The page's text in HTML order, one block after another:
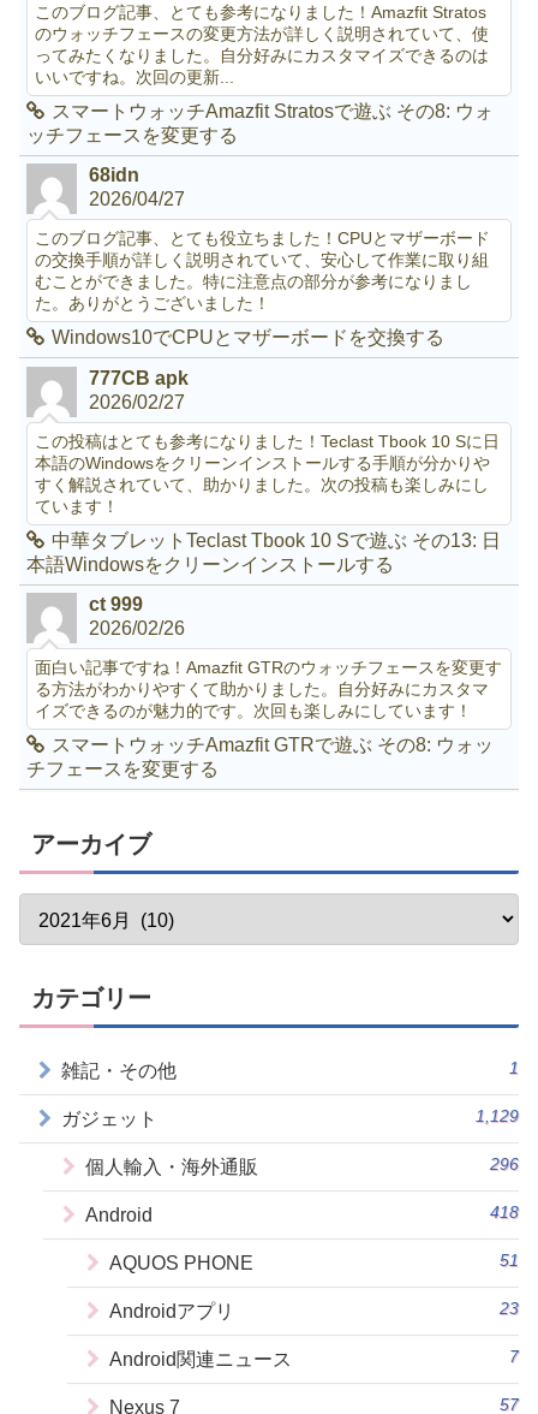
このブログ記事、とても参考になりました！Amazfit Stratos
のウォッチフェースの変更方法が詳しく説明されていて、使
ってみたくなりました。自分好みにカスタマイズできるのは
いいですね。次回の更新...
スマートウォッチAmazfit Stratosで遊ぶ その8: ウォ
ッチフェースを変更する
68idn
2026/04/27
このブログ記事、とても役立ちました！CPUとマザーボード
の交換手順が詳しく説明されていて、安心して作業に取り組
むことができました。特に注意点の部分が参考になりまし
た。ありがとうございました！
Windows10でCPUとマザーボードを交換する
777CB apk
2026/02/27
この投稿はとても参考になりました！Teclast Tbook 10 Sに日
本語のWindowsをクリーンインストールする手順が分かりや
すく解説されていて、助かりました。次の投稿も楽しみにし
ています！
中華タブレットTeclast Tbook 10 Sで遊ぶ その13: 日
本語Windowsをクリーンインストールする
ct 999
2026/02/26
面白い記事ですね！Amazfit GTRのウォッチフェースを変更す
る方法がわかりやすくて助かりました。自分好みにカスタマ
イズできるのが魅力的です。次回も楽しみにしています！
スマートウォッチAmazfit GTRで遊ぶ その8: ウォッ
チフェースを変更する
アーカイブ
カテゴリー
雑記・その他 1
ガジェット 1,129
個人輸入・海外通販 296
Android 418
AQUOS PHONE 51
Androidアプリ 23
Android関連ニュース 7
Nexus 7 57